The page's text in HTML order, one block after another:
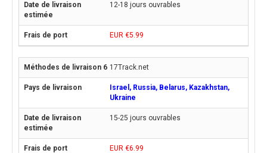
12-18 jours ouvrables
EUR €5.99
17Track.net
Israel, Russia, Belarus, Kazakhstan,
Ukraine
15-25 jours ouvrables
EUR €6.99